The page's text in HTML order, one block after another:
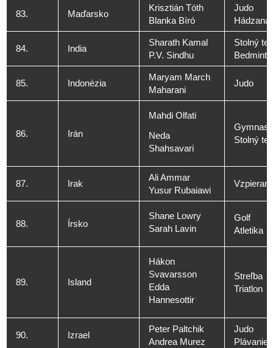
83. Maďarsko
Krisztián Tóth
Blanka Bíró
Judo
Hádzaná
84. India
Sharath Kamal
P.V. Sindhu
Stolný
85. Indonézia
Maryam March
Maharani
Judo
86. Irán
Mahdi Olfati
Neda
Shahsavari
Stolný
87. Irak
Ali Ammar
Yusur Rubaiawi
88. Írsko
Shane Lowry
Sarah Lavin
Golf
Atletika
89. Island
Hákon
Svavarsson
Edda
Hannesottir
Streľba
Triatlon
90. Izrael
Peter Paltchik
Andrea Murez
Judo
Plávanie